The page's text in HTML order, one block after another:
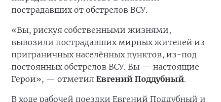
пострадавших от обстрелов ВСУ.
«Вы, рискуя собственными жизнями,
вывозили пострадавших мирных жителей из
приграничных населённых пунктов, из-под
постоянных обстрелов ВСУ. Вы — настоящие
Герои», — отметил Евгений Поддубный.
В ходе рабочей поездки Евгений Поддубный и